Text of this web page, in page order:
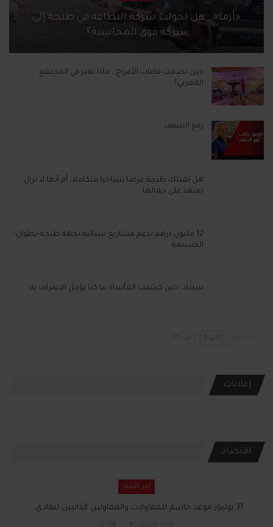
«أرما».. هل تحولت شركة النظافة في طنجة إلى
شركة فوق المحاسبة؟
حين تصمت قاعات الأفراح… ماذا تغير في المجتمع
المغربي؟
رفع السقف
هل تمتلك طنجة عرضا سياحيا متكاملا، أم أنها لا تزال
تعتمد على جمالها…
12 مليون درهم لدعم مشاريع نسائية بجهة طنجة-تطوان-
الحسيمة
سبتة… حين كشفت المأساة ما كنا نؤجل الاعتراف به
التالي
إعلانات
اقتصاد
آخر الأخبار
31 يوليوز موعد حاسم للمقاولات والمقاولين الذاتيين لتفادي…